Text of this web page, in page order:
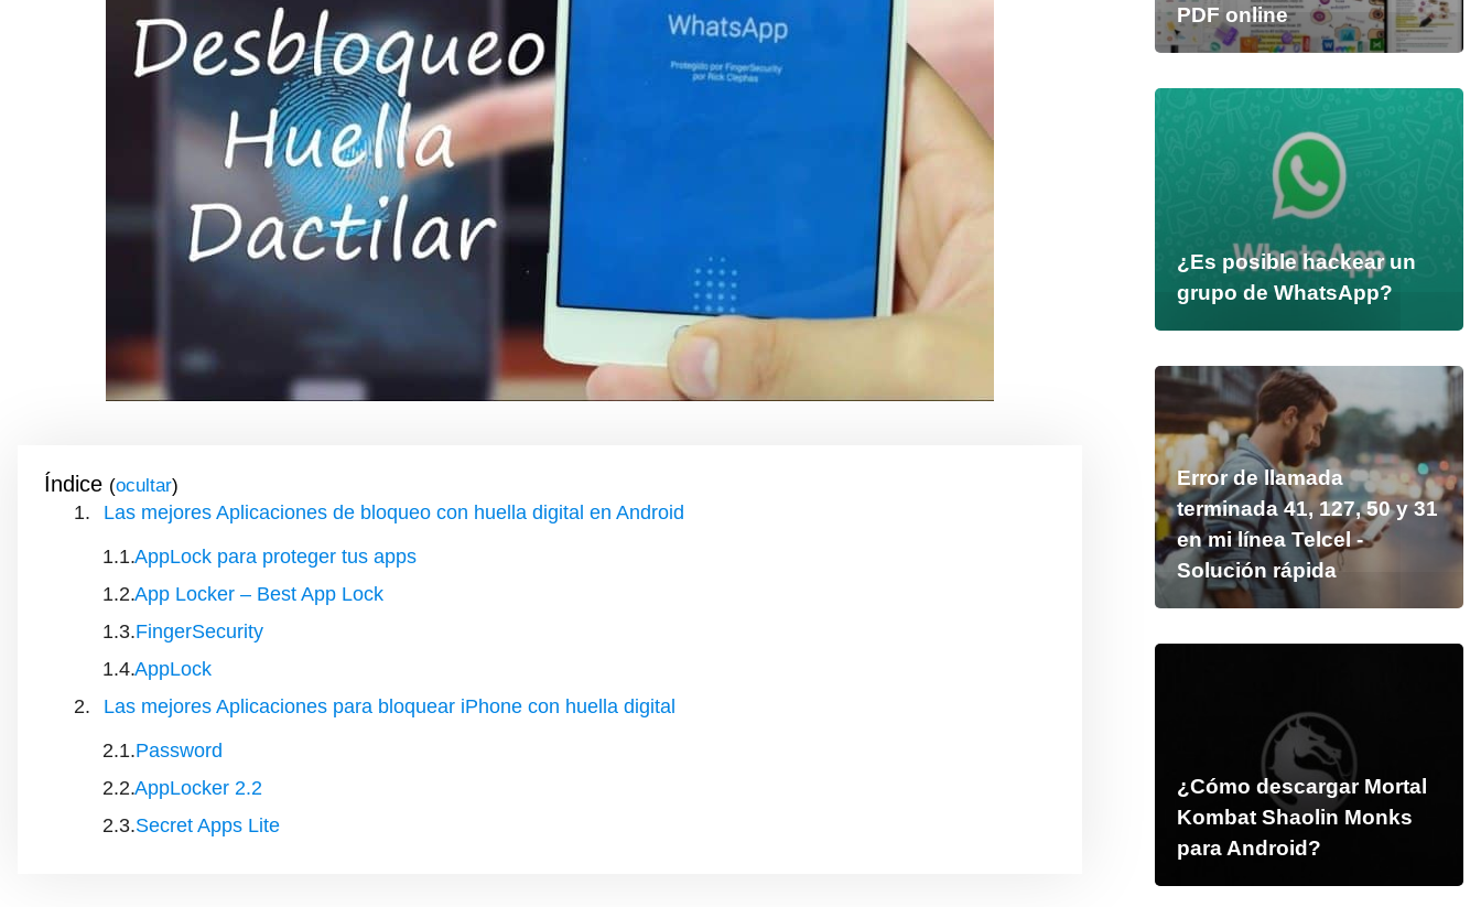
Índice ( )
Las mejores Aplicaciones de bloqueo con huella digital en Android
AppLock para proteger tus apps
App Locker – Best App Lock
FingerSecurity
AppLock
Las mejores Aplicaciones para bloquear iPhone con huella digital
Password
AppLocker 2.2
Secret Apps Lite
PDF online
¿Es posible hackear un
grupo de WhatsApp?
Error de llamada
terminada 41, 127, 50 y 31
en mi línea Telcel -
Solución rápida
¿Cómo descargar Mortal
Kombat Shaolin Monks
para Android?